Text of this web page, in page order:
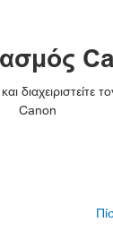
διαχειριστείτε
Canon